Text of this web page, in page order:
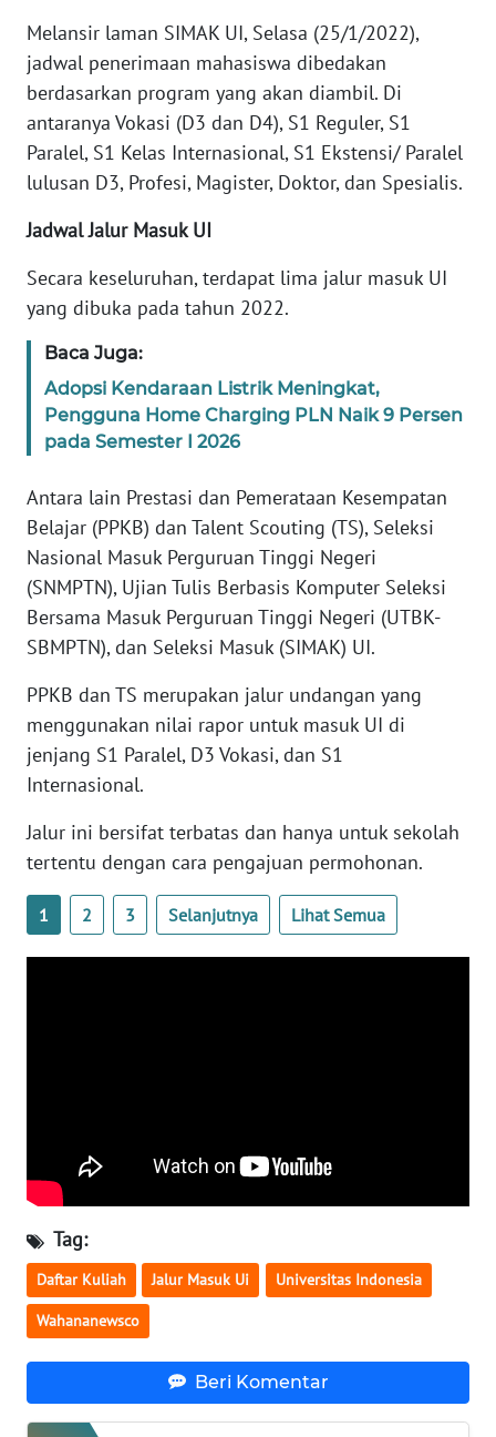
Melansir laman SIMAK UI, Selasa (25/1/2022),
jadwal penerimaan mahasiswa dibedakan
berdasarkan program yang akan diambil. Di
antaranya Vokasi (D3 dan D4), S1 Reguler, S1
Paralel, S1 Kelas Internasional, S1 Ekstensi/ Paralel
lulusan D3, Profesi, Magister, Doktor, dan Spesialis.
Jadwal Jalur Masuk UI
Secara keseluruhan, terdapat lima jalur masuk UI
yang dibuka pada tahun 2022.
Baca Juga:
Adopsi Kendaraan Listrik Meningkat,
Pengguna Home Charging PLN Naik 9 Persen
pada Semester I 2026
Antara lain Prestasi dan Pemerataan Kesempatan
Belajar (PPKB) dan Talent Scouting (TS), Seleksi
Nasional Masuk Perguruan Tinggi Negeri
(SNMPTN), Ujian Tulis Berbasis Komputer Seleksi
Bersama Masuk Perguruan Tinggi Negeri (UTBK-
SBMPTN), dan Seleksi Masuk (SIMAK) UI.
PPKB dan TS merupakan jalur undangan yang
menggunakan nilai rapor untuk masuk UI di
jenjang S1 Paralel, D3 Vokasi, dan S1
Internasional.
Jalur ini bersifat terbatas dan hanya untuk sekolah
tertentu dengan cara pengajuan permohonan.
1 2 3 Selanjutnya Lihat Semua
Tag:
Daftar Kuliah Jalur Masuk Ui Universitas Indonesia
Wahananewsco
Beri Komentar
Wahana
News
Regional
WN
WN
WN
WN
BANTEN
NTT
WN
KEPRI
WN
WN
PAPUA
BARAT
WN
WN
SERAMBI
NTB
WN
SULTENG
WN
SULBAR
WN
BABEL